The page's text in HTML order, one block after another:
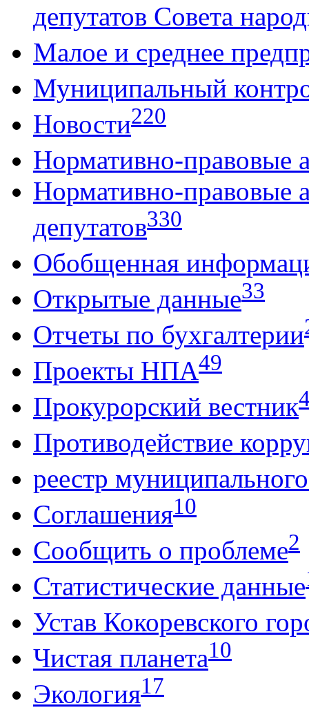
депутатов Совета
Малое и среднее
Муниципальный
Новости220
Нормативно-правовые
Нормативно-правовые
депутатов330
Обобщенная
Открытые данные33
Отчеты по бухгалтерии
Проекты НПА49
Прокурорский вестник
Противодействие
реестр
Соглашения10
Сообщить о проблеме2
Статистические данные
Устав Кокоревского
Чистая планета10
Экология17